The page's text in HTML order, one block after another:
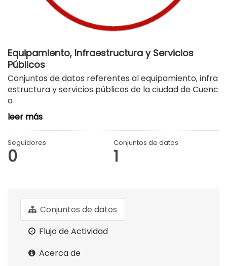
Equipamiento, Infraestructura y Servicios
Públicos
Conjuntos de datos referentes al equipamiento, infra
estructura y servicios públicos de la ciudad de Cuenc
a
leer más
Seguidores
0
Conjuntos de datos
1
Conjuntos de datos
Flujo de Actividad
Acerca de